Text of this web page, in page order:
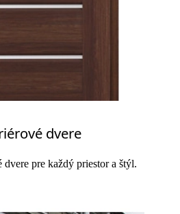
dvere
dvere pre každý priestor a štýl.